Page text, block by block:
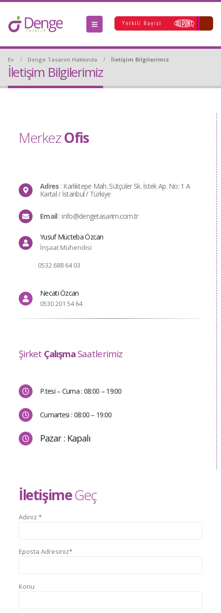
Ev Denge Tasarım Hakkında İletişim Bilgilerimiz
İletişim Bilgilerimiz
MerkezOfis
Adres : Karlıktepe Mah. Sütçüler Sk. İstek Ap. No: 1 A
Kartal / İstanbul / Türkiye
Email :info@dengetasarim.com.tr
Yusuf Mücteba Özcan
İnşaat Mühendisi
0532 688 64 03
Necati Özcan
0530 201 54 64
Şirket Çalışma Saatlerimiz
P.tesi – Cuma : 08:00 – 19:00
Cumartesi : 08:00 – 19:00
Pazar : Kapalı
İletişimeGeç
Adınız *
Eposta Adresiniz*
Konu